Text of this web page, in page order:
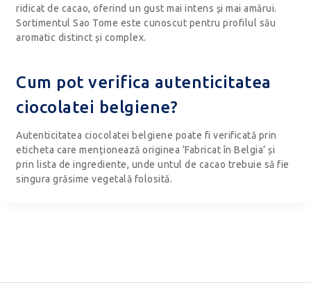
ridicat de cacao, oferind un gust mai intens și mai amărui.
Sortimentul Sao Tome este cunoscut pentru profilul său
aromatic distinct și complex.
Cum pot verifica autenticitatea
ciocolatei belgiene?
Autenticitatea ciocolatei belgiene poate fi verificată prin
eticheta care menționează originea ‘Fabricat în Belgia’ și
prin lista de ingrediente, unde untul de cacao trebuie să fie
singura grăsime vegetală folosită.